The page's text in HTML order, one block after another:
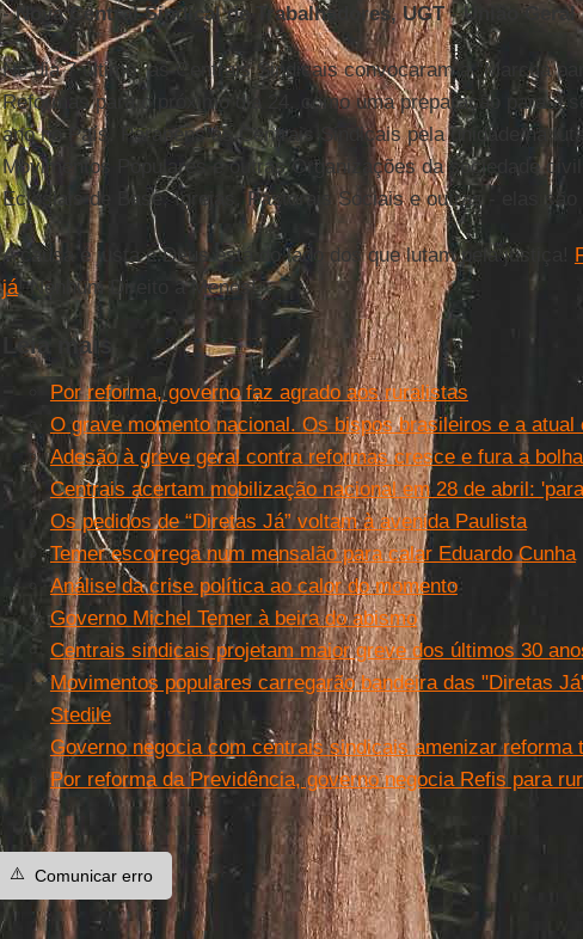
-Nova Central Sindical de Trabalhadores, UGT-União Geral
No dia 7 último, as Centrais Sindicais convocaram a “Marcha
Reformas para o próximo dia 24, como uma preparação para a
ano no País. Parabéns às Centrais Sindicais pela unidade na
Movimentos Populares e outras Organizações da sociedade
Eclesiais de Base, Igrejas, Pastorais Sociais e outras - elas
A causa é justa e Deus está do lado dos que lutam pela justiça!
já! Nenhum Direito a Menos!
Leia mais
Por reforma, governo faz agrado aos ruralistas
O grave momento nacional. Os bispos brasileiros e a atual
Adesão à greve geral contra reformas cresce e fura a bolha
Centrais acertam mobilização nacional em 28 de abril:
Os pedidos de “Diretas Já” voltam à avenida Paulista
Temer escorrega num mensalão para calar Eduardo Cunha
Análise da crise política ao calor do momento
Governo Michel Temer à beira do abismo
Centrais sindicais projetam maior greve dos últimos 30
Movimentos populares carregarão bandeira das "Diretas
Stedile
Governo negocia com centrais sindicais amenizar reforma
Por reforma da Previdência, governo negocia Refis para
⚠️ Comunicar erro